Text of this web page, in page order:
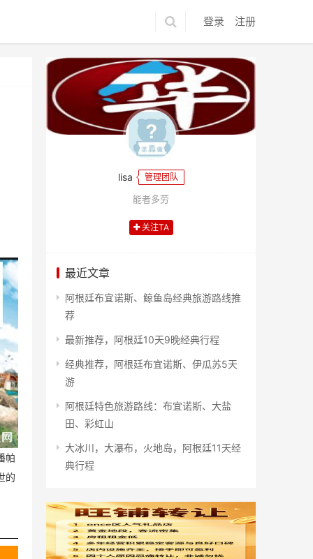
登录 注册
帕
的
lisa 管理团队
能者多劳
关注TA
最近文章
阿根廷布宜诺斯、鲸鱼岛经典旅游路线推
荐
最新推荐，阿根廷10天9晚经典行程
经典推荐，阿根廷布宜诺斯、伊瓜苏5天
游
阿根廷特色旅游路线：布宜诺斯、大盐
田、彩虹山
大冰川，大瀑布，火地岛，阿根廷11天经
典行程